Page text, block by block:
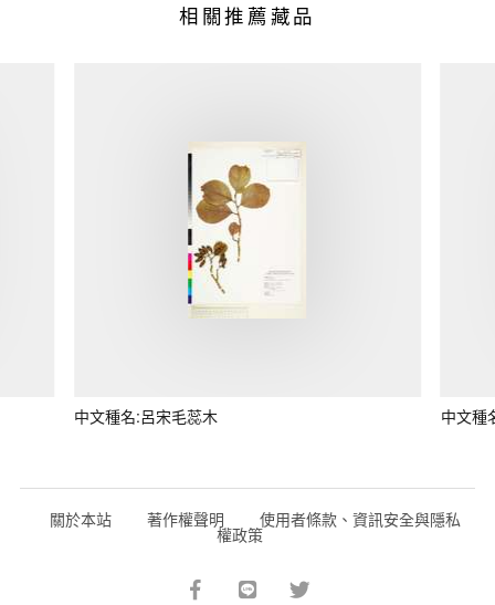
相關推薦藏品
中文種名:呂宋毛蕊木 中文種
關於本站 著作權聲明 使用者條款、資訊安全與隱私
權政策